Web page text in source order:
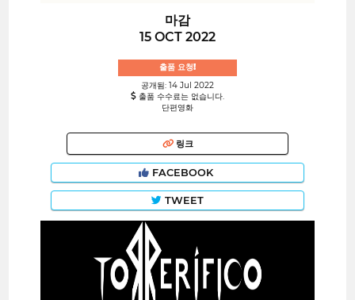
마감
15 OCT 2022
출품 요청!
공개됨: 14 Jul 2022
출품 수수료는 없습니다.
단편영화
링크
FACEBOOK
TWEET